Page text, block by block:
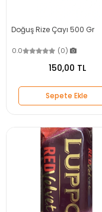
Doğuş Rize Çayı 500 Gr
0.0 (0)
150,00 TL
Sepete Ekle